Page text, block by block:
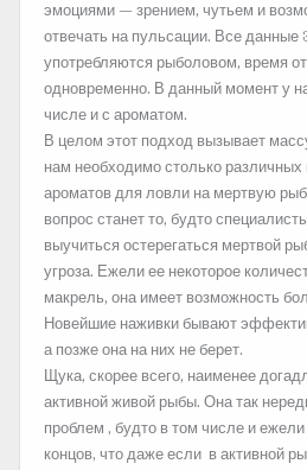
эмоциями — зрением, чутьем и
отвечать на пульсации. Все
употребляются рыболовом, время
одновременно. В данный момент у
числе и с ароматом.
В целом этот подход вызывает
нам необходимо столько различных
ароматов для ловли на мертвую
вопрос станет то, будто
выучиться остерегаться мертвой
угроза. Ежели ее некоторое
макрель, она имеет возможность
Новейшие наживки бывают
а позже она на них не берет.
Щука, скорее всего, наименее
активной живой рыбы. Она так
проблем , будто в том числе и ежели
концов, что даже если в активной